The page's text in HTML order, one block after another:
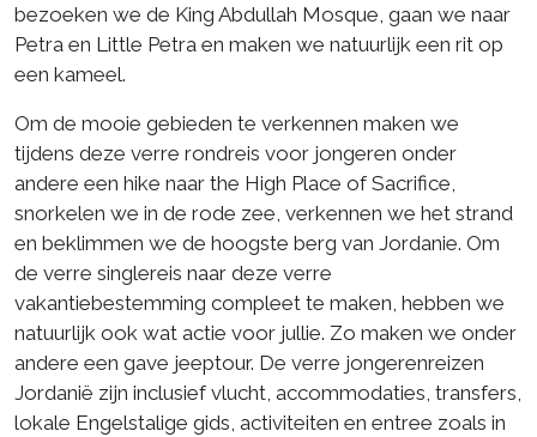
bezoeken we de King Abdullah Mosque, gaan we naar
Petra en Little Petra en maken we natuurlijk een rit op
een kameel.
Om de mooie gebieden te verkennen maken we
tijdens deze verre rondreis voor jongeren onder
andere een hike naar the High Place of Sacrifice,
snorkelen we in de rode zee, verkennen we het strand
en beklimmen we de hoogste berg van Jordanie. Om
de verre singlereis naar deze verre
vakantiebestemming compleet te maken, hebben we
natuurlijk ook wat actie voor jullie. Zo maken we onder
andere een gave jeeptour. De verre jongerenreizen
Jordanië zijn inclusief vlucht, accommodaties, transfers,
lokale Engelstalige gids, activiteiten en entree zoals in